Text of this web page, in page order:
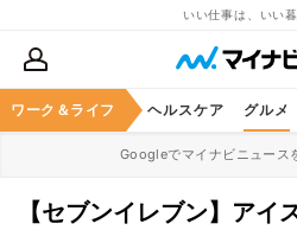
いい仕事は、いい
ワーク＆ライフ
マネー 暮らし ヘルスケア グルメ
Googleでマイナビニュース
【セブンイレブン】アイ